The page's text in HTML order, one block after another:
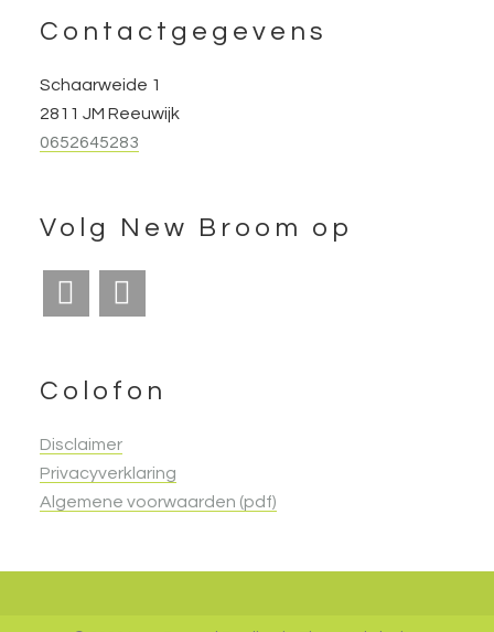
Footer
Contactgegevens
Schaarweide 1
2811 JM Reeuwijk
0652645283
Volg New Broom op
Colofon
Disclaimer
Privacyverklaring
Algemene voorwaarden (pdf)